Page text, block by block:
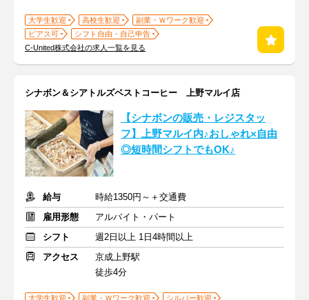
大学生歓迎 高校生歓迎
副業・Ｗワーク歓迎
ピアス可
シフト自由・自己申告
C‐United株式会社の求人一覧を見る
シナボン＆シアトルズベストコーヒー 上野マルイ店
【シナボンの販売・レジスタッ
フ】上野マルイ内♪おしゃれ×自由
◎短時間シフトでもOK♪
給与
時給1350円～＋交通費
雇用形態
アルバイト・パート
シフト
週2日以上 1日4時間以上
アクセス
京成上野駅
徒歩4分
大学生歓迎 副業・Ｗワーク歓迎
シルバー歓迎